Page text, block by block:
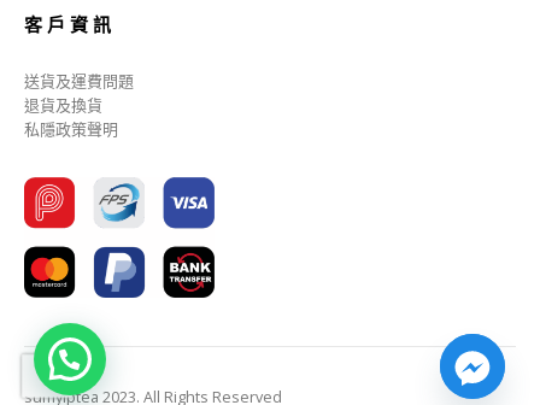
客 戶 資 訊
送貨及運費問題
退貨及換貨
私隱政策聲明
sumyiptea 2023. All Rights Reserved